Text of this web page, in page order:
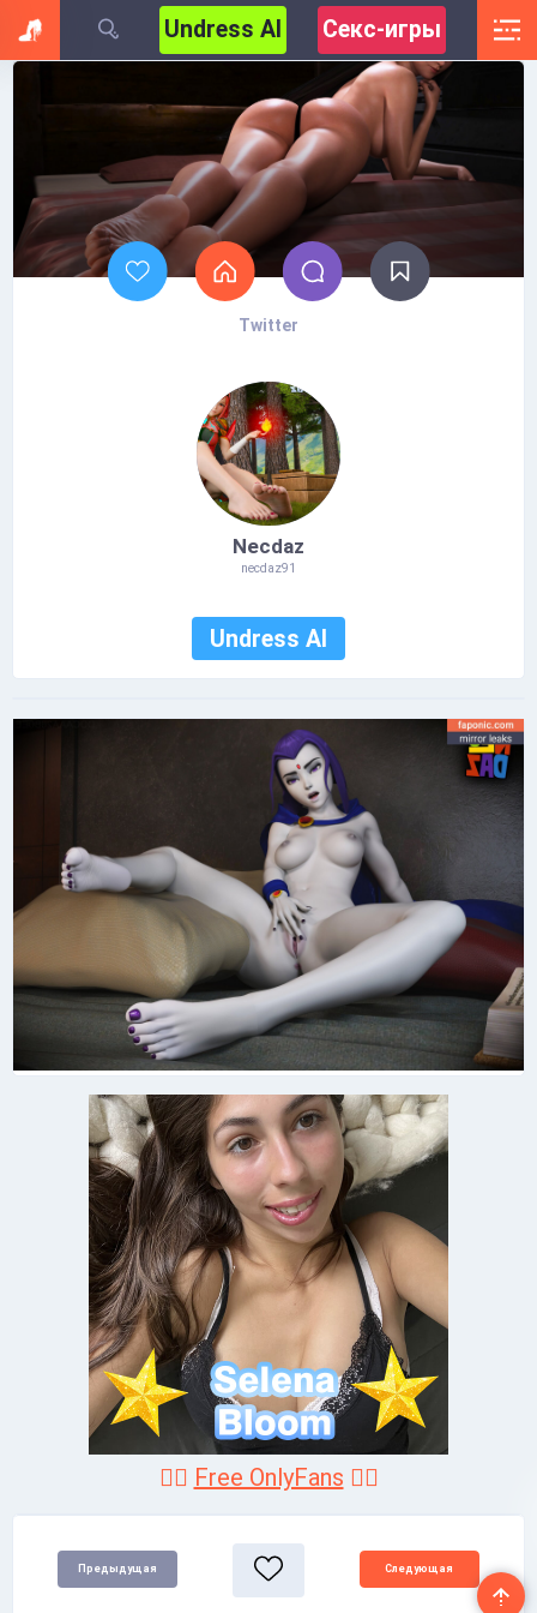
Undress AI Секс-игры
Twitter
Necdaz
necdaz91
Undress AI
❤️‍🔥 Free OnlyFans ❤️‍🔥
Предыдущая Следующая